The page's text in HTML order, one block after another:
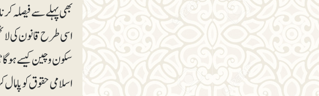
بھی پہلے سے فیصلہ
اسی طرح قانون کی
سکون و چین کیسے
اسلامی حقوق کو